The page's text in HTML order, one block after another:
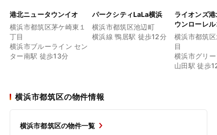
港北ニュータウンイオ
横浜市都筑区茅ケ崎東１
丁目
横浜市ブルーライン セン
ター南駅 徒歩13分
パークシティLaLa横浜
横浜市都筑区池辺町
横浜線 鴨居駅 徒歩12分
ライオンズ
ウンローレ
横浜市都筑
目
横浜市グリ
山田駅 徒歩
横浜市都筑区の物件情報
横浜市都筑区の物件一覧